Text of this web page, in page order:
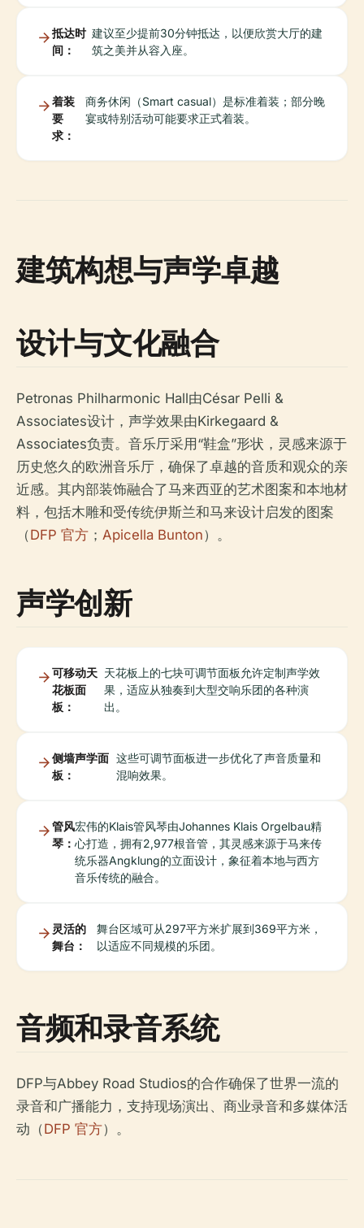
抵达时
间：
建议至少提前30分钟抵达，以便欣赏大厅的建
筑之美并从容入座。
着装
要
求：
商务休闲（Smart casual）是标准着装；部分晚
宴或特别活动可能要求正式着装。
建筑构想与声学卓越
设计与文化融合
Petronas Philharmonic Hall由César Pelli &
Associates设计，声学效果由Kirkegaard &
Associates负责。音乐厅采用“鞋盒”形状，灵感来源于
历史悠久的欧洲音乐厅，确保了卓越的音质和观众的亲
近感。其内部装饰融合了马来西亚的艺术图案和本地材
料，包括木雕和受传统伊斯兰和马来设计启发的图案
（DFP 官方 ； Apicella Bunton）。
声学创新
可移动天
花板面
板：
天花板上的七块可调节面板允许定制声学效
果，适应从独奏到大型交响乐团的各种演
出。
侧墙声学面
板：
这些可调节面板进一步优化了声音质量和
混响效果。
管风
琴：
宏伟的Klais管风琴由Johannes Klais Orgelbau精
心打造，拥有2,977根音管，其灵感来源于马来传
统乐器Angklung的立面设计，象征着本地与西方
音乐传统的融合。
灵活的
舞台：
舞台区域可从297平方米扩展到369平方米，
以适应不同规模的乐团。
音频和录音系统
DFP与Abbey Road Studios的合作确保了世界一流的
录音和广播能力，支持现场演出、商业录音和多媒体活
动（DFP 官方）。